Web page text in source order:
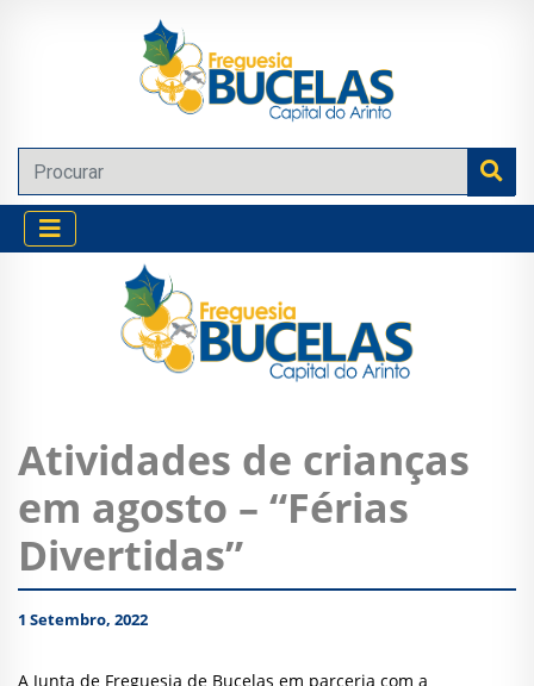
Atividades de crianças
em agosto – “Férias
Divertidas”
1 Setembro, 2022
A Junta de Freguesia de Bucelas em parceria com a